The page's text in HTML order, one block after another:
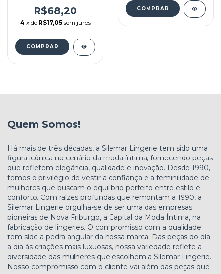
R$68,20
4 x de R$17,05 sem juros
COMPRAR
COMPRAR
Quem Somos!
Há mais de três décadas, a Silemar Lingerie tem sido uma
figura icônica no cenário da moda íntima, fornecendo peças
que refletem elegância, qualidade e inovação. Desde 1990,
temos o privilégio de vestir a confiança e a feminilidade de
mulheres que buscam o equilíbrio perfeito entre estilo e
conforto. Com raízes profundas que remontam a 1990, a
Silemar Lingerie orgulha-se de ser uma das empresas
pioneiras de Nova Friburgo, a Capital da Moda Íntima, na
fabricação de lingeries. O compromisso com a qualidade
tem sido a pedra angular da nossa marca. Das peças do dia
a dia às criações mais luxuosas, nossa variedade reflete a
diversidade das mulheres que escolhem a Silemar Lingerie.
Nosso compromisso com o cliente vai além das peças que